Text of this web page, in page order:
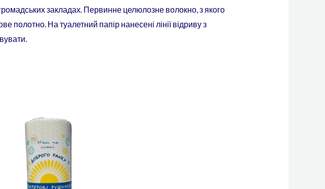
закладах. Первинне целюлозне волокно, з якого
полотно. На туалетний папір нанесені лінії відриву з